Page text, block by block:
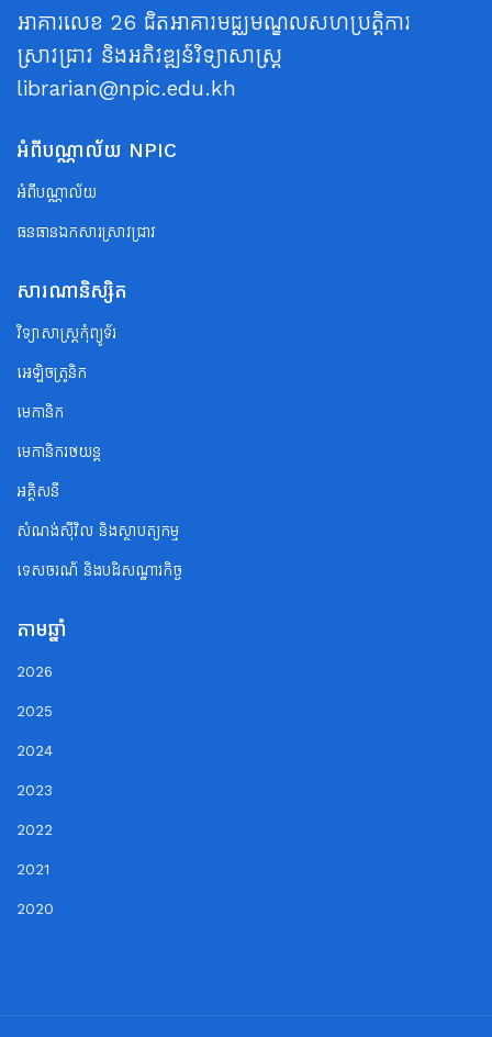
អាគារលេខ 26 ជិតអាគារមជ្ឈមណ្ឌលសហប្រត្តិការ
ស្រាវជ្រាវ និងអភិវឌ្ឍន៍វិទ្យាសាស្ត្រ
librarian@npic.edu.kh
អំពីបណ្ណាល័យ NPIC
អំពីបណ្ណាល័យ
ធនធានឯកសារស្រាវជ្រាវ
សារណានិស្សិត
វិទ្យាសាស្ត្រកុំព្យូទ័រ
អេឡិចត្រូនិក
មេកានិក
មេកានិករថយន្ត
អគ្គិសនី
សំណង់ស៊ីវិល និងស្ថាបត្យកម្ម
ទេសចរណ័ និងបដិសណ្ឋារកិច្ច
តាមឆ្នាំ
2026
2025
2024
2023
2022
2021
2020